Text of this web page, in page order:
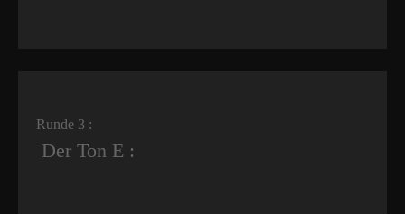
Runde 3 :
Der Ton E :